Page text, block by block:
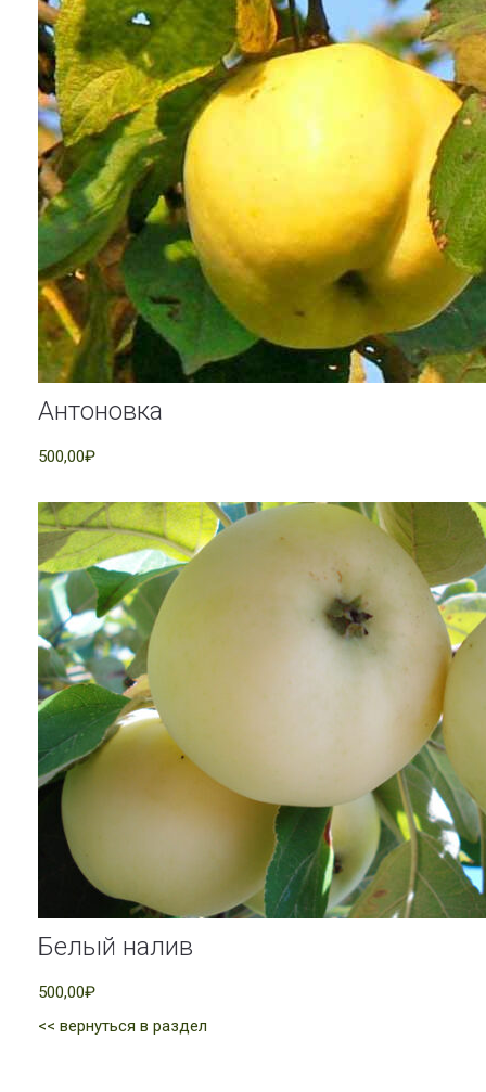
Антоновка
500,00₽
Белый налив
500,00₽
<< вернуться в раздел